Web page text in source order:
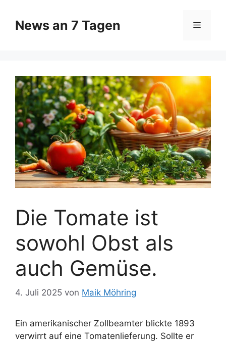
Inhalt
springen
News an 7 Tagen Menü
Die Tomate ist
sowohl Obst als
auch Gemüse.
4. Juli 2025 von Maik Möhring
Ein amerikanischer Zollbeamter blickte 1893
verwirrt auf eine Tomatenlieferung. Sollte er